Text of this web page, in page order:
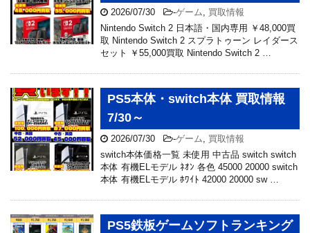
2026/07/30 -ゲーム
買取情報
Nintendo Switch 2 日本語・国内専用 ￥48,000買
取 Nintendo Switch 2 スプラトゥーン レイダース
セット ￥55,000買取 Nintendo Switch 2 …
PS5本体・switch本体 買取情報
7/30～
2026/07/30 -ゲーム
買取情報
switch本体価格一覧 未使用 中古品 switch switch
本体 有機ELモデル ﾈｵﾝ 各色 45000 20000 switch
本体 有機ELモデル ﾎﾜｲﾄ 42000 20000 sw …
PS5鉄板ゲームソフトランキング